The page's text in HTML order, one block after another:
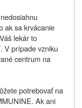
ak sa krvácanie
lekár to
. V prípade vzniku
centrum na
potrebovať na
Ak ani